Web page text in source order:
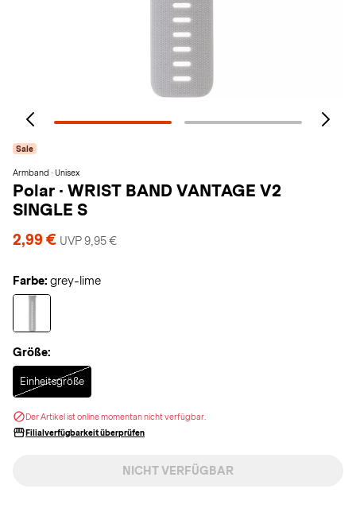
Sale
Armband · Unisex
Polar · WRIST BAND VANTAGE V2
SINGLE S
2,99 € UVP 9,95 €
Farbe: grey-lime
Größe:
Einheitsgröße
Selected
Der Artikel ist online momentan nicht verfügbar.
Filialverfügbarkeit überprüfen
NICHT VERFÜGBAR